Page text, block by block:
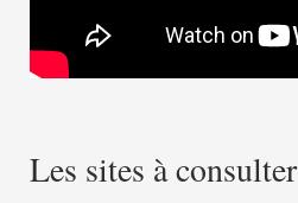
Les sites à consulter